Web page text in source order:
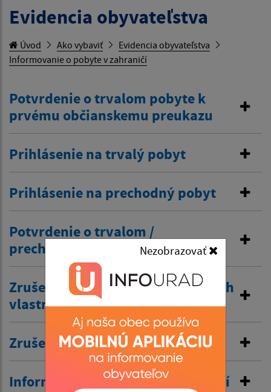
Nezobrazovať
Evidencia obyvateľstva
Úvod Ako vybaviť
Evidencia obyvateľstva
Informovanie o pobyte v zahraničí
Potvrdenie o trvalom pobyte k
prvému občianskemu preukazu
Prihlásenie na trvalý pobyt
Prihlásenie na prechodný pobyt
Potvrdenie o trvalom /
prechodnom pobyte
Zrušenie trvalého pobytu na návrh
vlastníka budovy
Zrušenie prechodného pobytu
Informovanie o pobyte v zahraničí